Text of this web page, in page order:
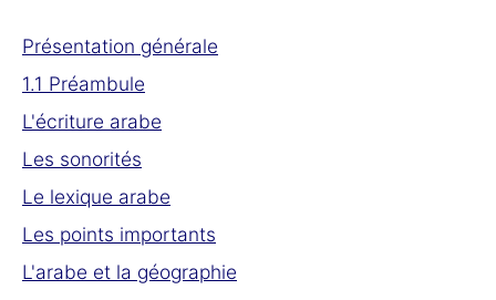
Présentation générale
1.1 Préambule
L'écriture arabe
Les sonorités
Le lexique arabe
Les points importants
L'arabe et la géographie